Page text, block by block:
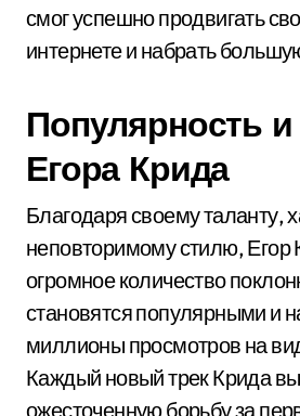
смог успешно продвигать
интернете и набрать
Популярность и
Егора Крида
Благодаря своему таланту,
неповторимому стилю, Егор
огромное количество
становятся популярными и
миллионы просмотров на
Каждый новый трек Крида
ожесточенную борьбу за